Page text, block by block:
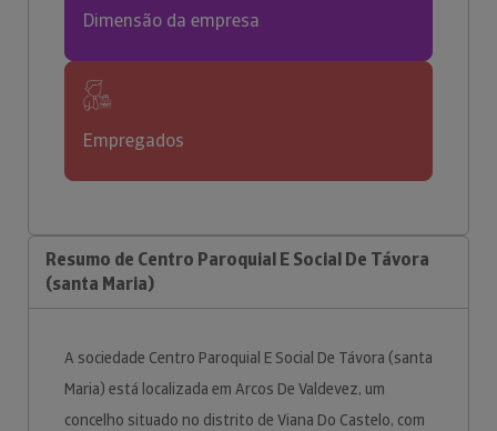
Dimensão da empresa
Empregados
Resumo de Centro Paroquial E Social De Távora
(santa Maria)
A sociedade Centro Paroquial E Social De Távora (santa
Maria) está localizada em Arcos De Valdevez, um
concelho situado no distrito de Viana Do Castelo, com